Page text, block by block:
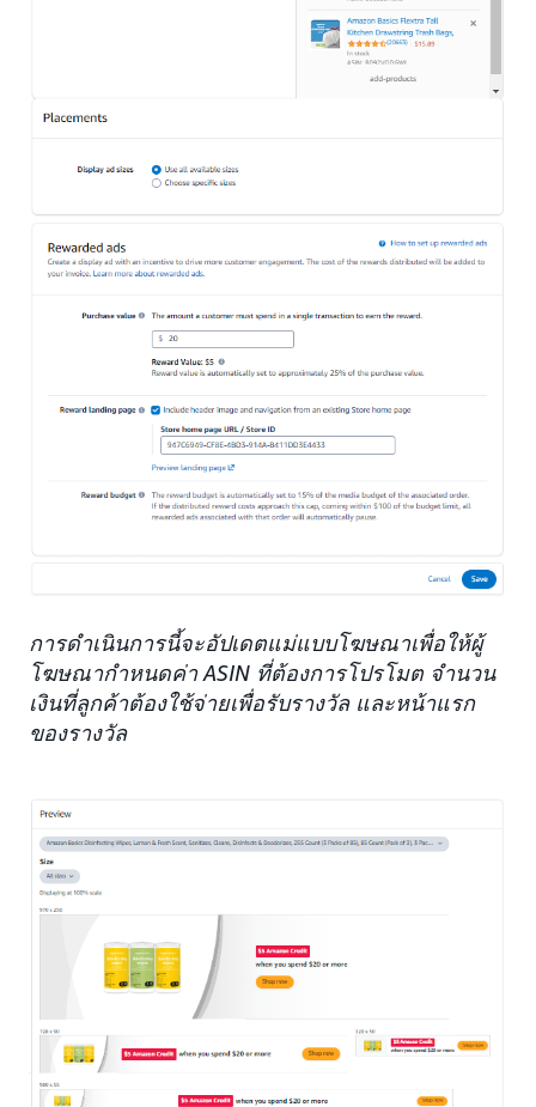
การดำเนินการนี้จะอัปเดตแม่แบบโฆษณาเพื่อให้ผู้
โฆษณากำหนดค่า ASIN ที่ต้องการโปรโมต จำนวน
เงินที่ลูกค้าต้องใช้จ่ายเพื่อรับรางวัล และหน้าแรก
ของรางวัล